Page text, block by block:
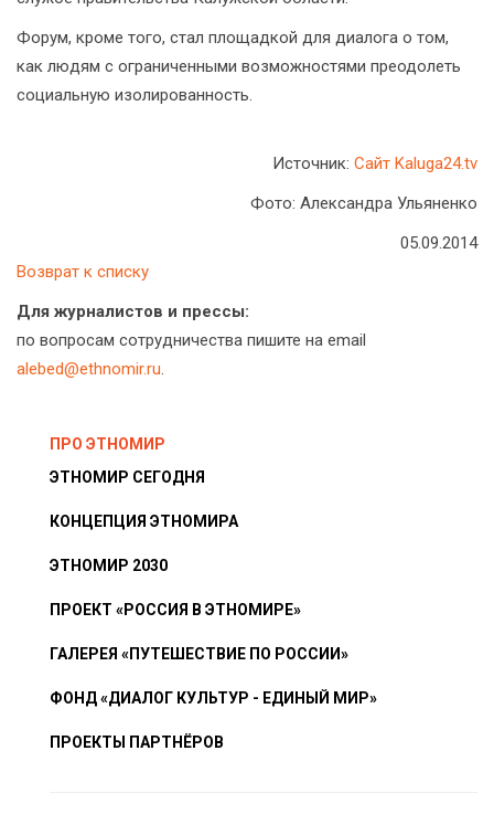
Форум, кроме того, стал площадкой для диалога о том,
как людям с ограниченными возможностями преодолеть
социальную изолированность.
Источник: Сайт Kaluga24.tv
Фото: Александра Ульяненко
05.09.2014
Возврат к списку
Для журналистов и прессы:
по вопросам сотрудничества пишите на email
alebed@ethnomir.ru.
ПРО ЭТНОМИР
ЭТНОМИР СЕГОДНЯ
КОНЦЕПЦИЯ ЭТНОМИРА
ЭТНОМИР 2030
ПРОЕКТ «РОССИЯ В ЭТНОМИРЕ»
ГАЛЕРЕЯ «ПУТЕШЕСТВИЕ ПО РОССИИ»
ФОНД «ДИАЛОГ КУЛЬТУР - ЕДИНЫЙ МИР»
ПРОЕКТЫ ПАРТНЁРОВ